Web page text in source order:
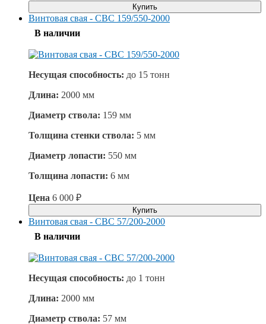
Купить
Винтовая свая - СВС 159/550-2000
В наличии
Несущая способность: до 15 тонн
Длина: 2000 мм
Диаметр ствола: 159 мм
Толщина стенки ствола: 5 мм
Диаметр лопасти: 550 мм
Толщина лопасти: 6 мм
Цена 6 000 ₽
Купить
Винтовая свая - СВС 57/200-2000
В наличии
Несущая способность: до 1 тонн
Длина: 2000 мм
Диаметр ствола: 57 мм